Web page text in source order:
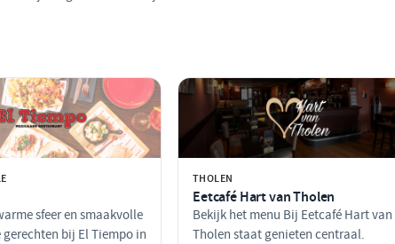
sfeer en smaakvolle
gerechten bij El Tiempo in
THOLEN
Eetcafé Hart van Tholen
Bekijk het menu Bij Eetcafé Hart van
Tholen staat genieten centraal.